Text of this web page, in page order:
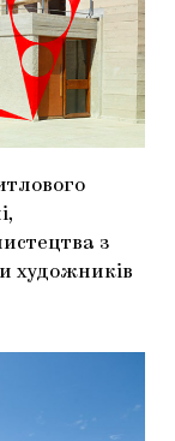
СВЯТА
з
художників